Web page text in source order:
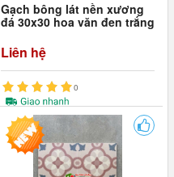
Gạch bông lát nền xương
đá 30x30 hoa văn đen trắng
Liên hệ
0